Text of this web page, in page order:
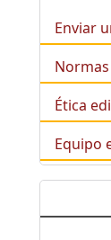
Enviar
Ética
Equipo